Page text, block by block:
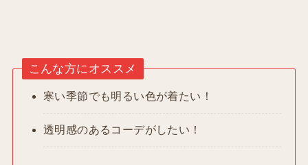
こんな方にオススメ
寒い季節でも明るい色が着たい！
透明感のあるコーデがしたい！